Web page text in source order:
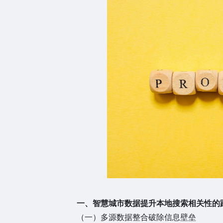
一、智慧城市数据提升本地搜索相关性的
（一）多源数据整合破除信息壁垒